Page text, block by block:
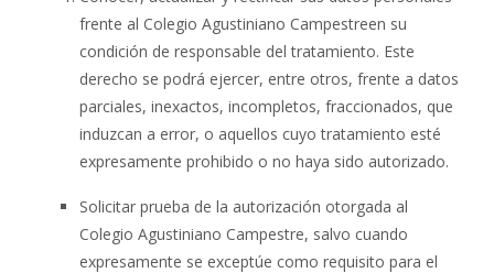
frente al Colegio Agustiniano Campestreen su
condición de responsable del tratamiento. Este
derecho se podrá ejercer, entre otros, frente a datos
parciales, inexactos, incompletos, fraccionados, que
induzcan a error, o aquellos cuyo tratamiento esté
expresamente prohibido o no haya sido autorizado.
Solicitar prueba de la autorización otorgada al
Colegio Agustiniano Campestre, salvo cuando
expresamente se exceptúe como requisito para el